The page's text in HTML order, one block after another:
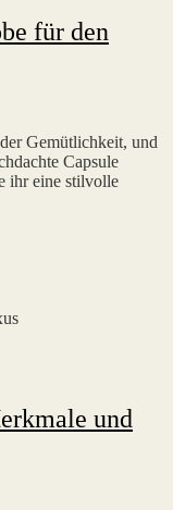
für den
Gemütlichkeit, und
Capsule
ihr eine stilvolle
und